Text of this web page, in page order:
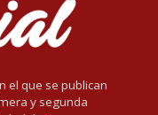
el que se publican
y segunda